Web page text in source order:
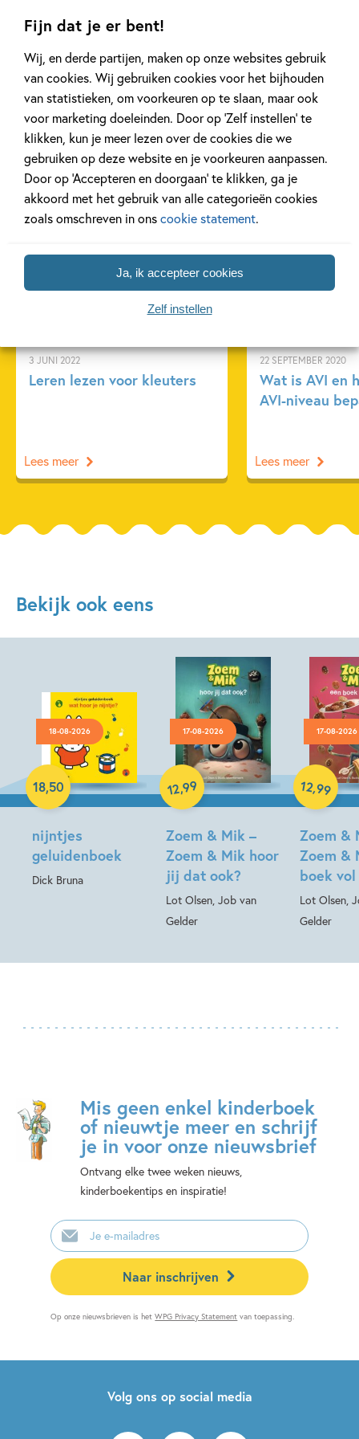
Fijn dat je er bent!
Wij, en derde partijen, maken op onze websites gebruik
van cookies. Wij gebruiken cookies voor het bijhouden
van statistieken, om voorkeuren op te slaan, maar ook
voor marketing doeleinden. Door op ‘Zelf instellen’ te
klikken, kun je meer lezen over de cookies die we
gebruiken op deze website en je voorkeuren aanpassen.
Door op ‘Accepteren en doorgaan’ te klikken, ga je
akkoord met het gebruik van alle categorieën cookies
zoals omschreven in onscookie statement.
Ja, ik accepteer cookies
Zelf instellen
E4
Gill
van de Laar
Marco
Kinder
Gerelateerde artikelen
3 JUNI 2022
Leren lezen voor kleuters
Lees meer
22 SEPTEMBER 2020
Wat is AVI en
AVI-niveau
Lees meer
Bekijk ook eens
18-08-2026
nijntjes
geluidenboek
Dick Bruna
18,50
Hardcover
17-08-2026
Zoem & Mik –
Zoem & Mik hoor
jij dat ook?
Lot Olsen, Job van
Gelder
12,99
Hardcover
17-08-2026
Zoem &
Zoem &
boek
Lot Olsen,
Gelder
12,99
Hardcover
Mis geen enkel kinderboek
of nieuwtje meer en schrijf
je in voor onze nieuwsbrief
Ontvang elke twee weken nieuws,
kinderboekentips en inspiratie!
E-
mailadres
Naar inschrijven
Op onze nieuwsbrieven is hetWPG Privacy Statement van toepassing.
Volg ons op social media